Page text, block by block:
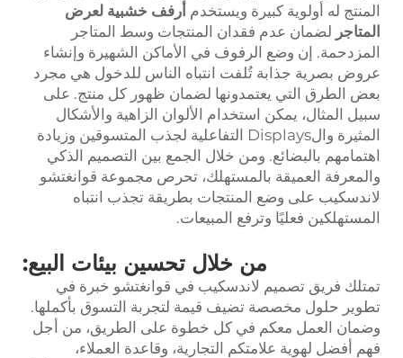
المنتج له أولوية كبيرة ويستخدمأرفف خشبية لعرض
المتاجرلضمان عدم فقدان المنتجات وسط المتاجر
المزدحمة. إن وضع الرفوف في الأماكن الشهيرة وإنشاء
عروض بصرية جذابة تُلفت انتباه الناس للدخول هي مجرد
بعض الطرق التي يعتمدونها لضمان ظهور كل منتج. على
سبيل المثال، يمكن استخدام الألوان الزاهية والأشكال
المثيرة والDisplays التفاعلية لجذب المتسوقين وزيادة
اهتمامهم بالبضائع. ومن خلال الجمع بين التصميم الذكي
والمعرفة العميقة بالمستهلك، تحرص مجموعة قوانغتشو
لاندسكيب على وضع المنتجات بطريقة تجذب انتباه
المستهلكين فعليًا وترفع المبيعات.
من خلال تحسين بيئات البيع:
تمتلك فريق تصميم لاندسكيب في قوانغتشو خبرة في
تطوير حلول مخصصة تضيف قيمة لتجربة التسوق بأكملها.
وضمان العمل معكم في كل خطوة على الطريق، من أجل
فهم أفضل لهوية علامتكم التجارية، وقاعدة العملاء،